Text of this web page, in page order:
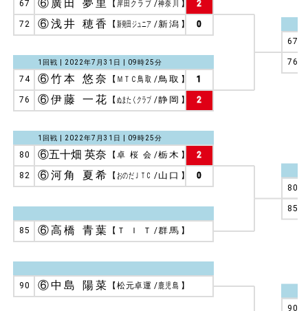
67
76
80
85
90
2
67 ⑥廣田 夢里 【 岸田クラブ /神奈川 】
0
72 ⑥浅井 穂香 【 新発田ジュニア /新潟 】
1回戦 | 2022年7月31日 | 09時25分
1
74 ⑥竹本 悠奈 【 ＭＴＣ鳥取 /鳥取 】
2
76 ⑥伊藤 一花 【 ぬまたくクラブ /静岡 】
1回戦 | 2022年7月31日 | 09時25分
2
80 ⑥五十畑 英奈 【 卓桜会 /栃木 】
0
82 ⑥河角 夏希 【 おのだＪＴＣ /山口 】
85 ⑥高橋 青葉 【 ＴＩＴ /群馬 】
90 ⑥中島 陽菜 【 松元卓運 /鹿児島 】